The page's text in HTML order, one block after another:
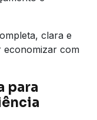
clara e
economizar com
para